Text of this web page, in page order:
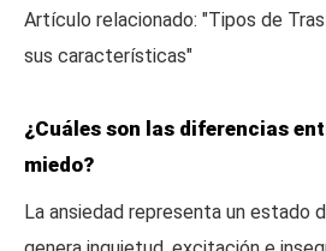
Artículo relacionado: "Tipos de
sus características"
¿Cuáles son las diferencias
miedo?
La ansiedad representa un estado